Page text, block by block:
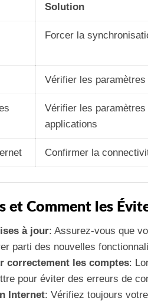
Solution
Forcer la
Vérifier les
Vérifier les
applications
Confirmer la
et Comment les
à jour: Assurez-vous que
parti des nouvelles
correctement les comptes:
pour éviter des erreurs de
Internet: Vérifiez toujours